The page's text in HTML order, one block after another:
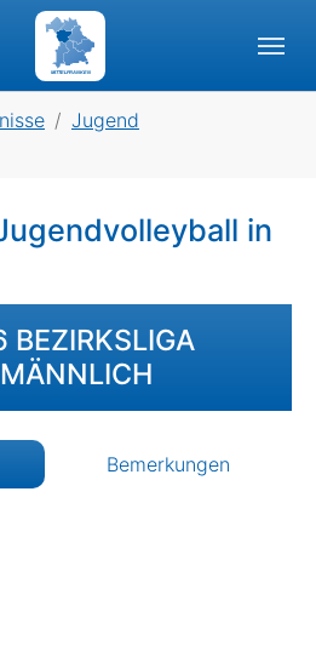
MITTELFRANKEN
Jugend
in
BEZIRKSLIGA
MÄNNLICH
Bemerkungen